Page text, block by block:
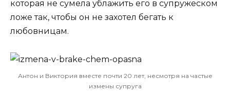
которая не сумела ублажить его в супружеском
ложе так, чтобы он не захотел бегать к
любовницам.
Антон и Виктория вместе почти 20 лет, несмотря на частые
измены супруга